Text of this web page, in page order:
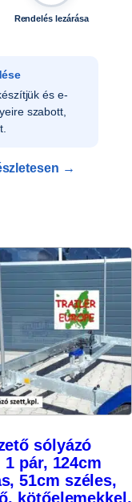
Rendelés lezárása
ellenőrizzük
rögzítjük
→
sólyázó
1 pár, 124cm
51cm széles,
kötőelemekkel,